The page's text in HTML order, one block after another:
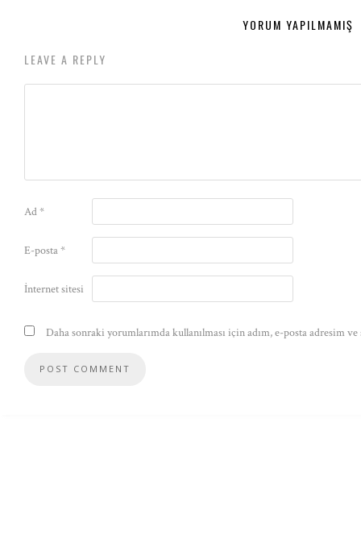
YORUM YAPILMAMIŞ
LEAVE A REPLY
Ad*
E-posta*
İnternet sitesi
Daha sonraki yorumlarımda kullanılması için adım, e-posta adresim